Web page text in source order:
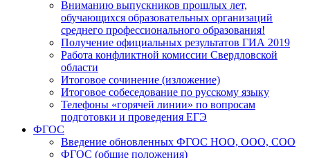
Вниманию выпускников прошлых лет,
обучающихся образовательных организаций
среднего профессионального образования!
Получение официальных результатов ГИА 2019
Работа конфликтной комиссии Свердловской
области
Итоговое сочинение (изложение)
Итоговое собеседование по русскому языку
Телефоны «горячей линии» по вопросам
подготовки и проведения ЕГЭ
ФГОС
Введение обновленных ФГОС НОО, ООО, СОО
ФГОС (общие положения)